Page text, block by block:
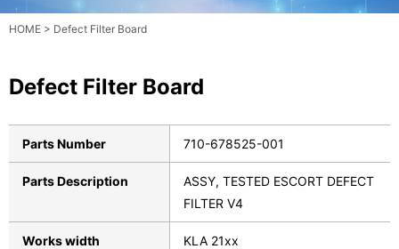
HOME > Defect Filter Board
Defect Filter Board
Parts Number 710-678525-001
Parts Description
ASSY, TESTED ESCORT DEFECT
FILTER V4
Works width KLA 21xx